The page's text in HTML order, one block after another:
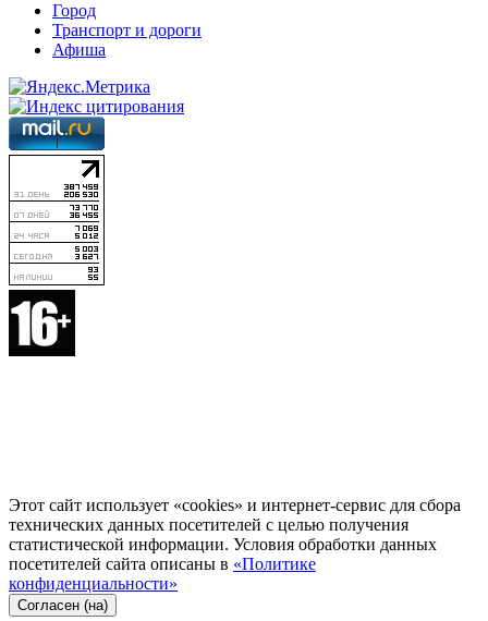
Город
Транспорт и дороги
Афиша
Этот сайт использует «cookies» и интернет-сервис для сбора
технических данных посетителей с целью получения
статистической информации. Условия обработки данных
посетителей сайта описаны в «Политике
конфиденциальности»
Согласен (на)